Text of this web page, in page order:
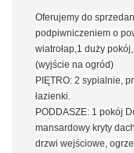
Oferujemy do
podpiwniczeniem o
wiatrołap,1 duży
(wyjście na ogród)
PIĘTRO: 2 sypialnie,
łazienki.
PODDASZE: 1 pokój
mansardowy kryty
drzwi wejściowe,